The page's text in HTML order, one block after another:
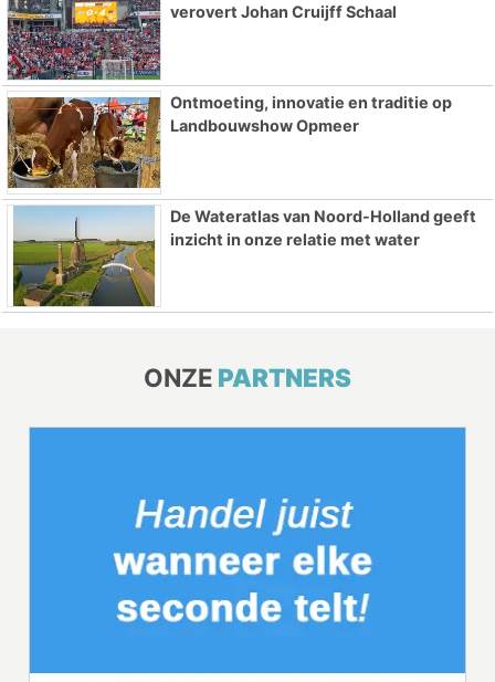
verovert Johan Cruijff Schaal
Ontmoeting, innovatie en traditie op
Landbouwshow Opmeer
De Wateratlas van Noord-Holland geeft
inzicht in onze relatie met water
ONZE PARTNERS